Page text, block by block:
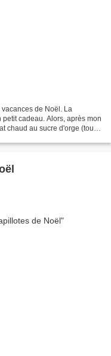
de Noël. La
cadeau. Alors, après mon
chaud au sucre d'orge (tous